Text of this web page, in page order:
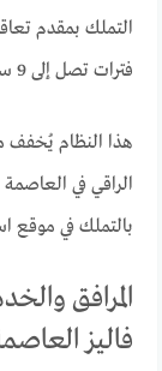
التملك بمقدم
فترات تصل إلى 9 سنوات كاملة بدون أي فوائد.
هذا النظام يُخفف
الراقي في
بالتملك في موقع
المرافق
فاليز